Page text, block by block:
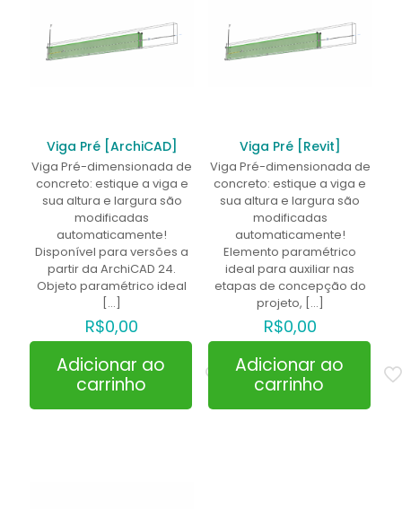
Viga Pré [ArchiCAD]
Viga Pré-dimensionada de
concreto: estique a viga e
sua altura e largura são
modificadas
automaticamente!
Disponível para versões a
partir da ArchiCAD 24.
Objeto paramétrico ideal
[…]
R$0,00
Adicionar ao
carrinho
Viga Pré [Revit]
Viga Pré-dimensionada de
concreto: estique a viga e
sua altura e largura são
modificadas
automaticamente!
Elemento paramétrico
ideal para auxiliar nas
etapas de concepção do
projeto, […]
R$0,00
Adicionar ao
carrinho